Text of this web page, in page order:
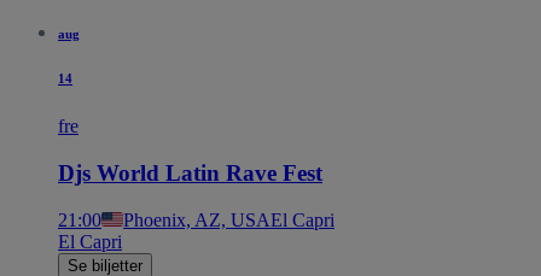
aug
14
fre
Djs World Latin Rave Fest
21:00 Phoenix, AZ, USAEl Capri
El Capri
Se biljetter